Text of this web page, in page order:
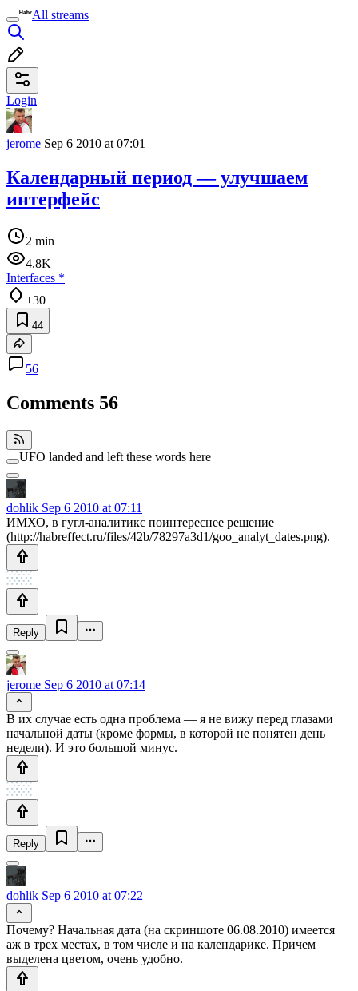
All streams
Login
jerome Sep 6 2010 at 07:01
Календарный период — улучшаем
интерфейс
2 min
4.8K
Interfaces *
+30
44
56
Comments 56
UFO landed and left these words here
dohlik Sep 6 2010 at 07:11
ИМХО, в гугл-аналитикс поинтереснее решение
(http://habreffect.ru/files/42b/78297a3d1/goo_analyt_dates.png).
Reply
jerome Sep 6 2010 at 07:14
В их случае есть одна проблема — я не вижу перед глазами
начальной даты (кроме формы, в которой не понятен день
недели). И это большой минус.
Reply
dohlik Sep 6 2010 at 07:22
Почему? Начальная дата (на скриншоте 06.08.2010) имеется
аж в трех местах, в том числе и на календарике. Причем
выделена цветом, очень удобно.